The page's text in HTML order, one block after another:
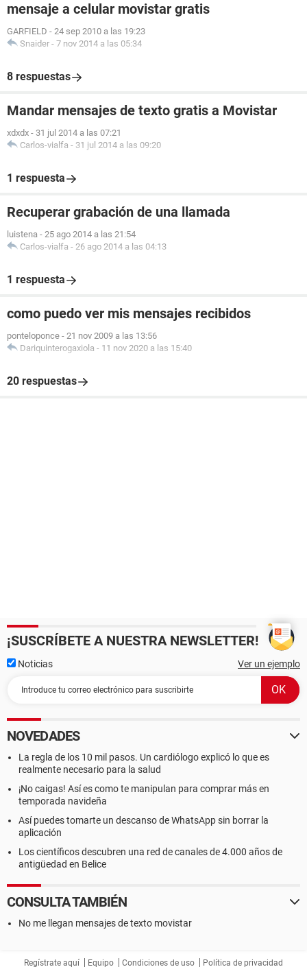
mensaje a celular movistar gratis
GARFIELD - 24 sep 2010 a las 19:23
Snaider - 7 nov 2014 a las 05:34
8 respuestas
Mandar mensajes de texto gratis a Movistar
xdxdx - 31 jul 2014 a las 07:21
Carlos-vialfa - 31 jul 2014 a las 09:20
1 respuesta
Recuperar grabación de una llamada
luistena - 25 ago 2014 a las 21:54
Carlos-vialfa - 26 ago 2014 a las 04:13
1 respuesta
como puedo ver mis mensajes recibidos
ponteloponce - 21 nov 2009 a las 13:56
Dariquinterogaxiola - 11 nov 2020 a las 15:40
20 respuestas
¡SUSCRÍBETE A NUESTRA NEWSLETTER!
Noticias Ver un ejemplo
NOVEDADES
La regla de los 10 mil pasos. Un cardiólogo explicó lo que es
realmente necesario para la salud
¡No caigas! Así es como te manipulan para comprar más en
temporada navideña
Así puedes tomarte un descanso de WhatsApp sin borrar la
aplicación
Los científicos descubren una red de canales de 4.000 años de
antigüedad en Belice
CONSULTA TAMBIÉN
No me llegan mensajes de texto movistar
Regístrate aquí Equipo Condiciones de uso Política de privacidad